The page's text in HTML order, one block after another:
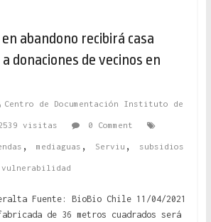
abandono recibirá casa
donaciones de vecinos en
Centro de Documentación Instituto de
visitas 0 Comment
, mediaguas , Serviu , subsidios
vulnerabilidad
Fuente: BioBio Chile 11/04/2021
de 36 metros cuadrados será